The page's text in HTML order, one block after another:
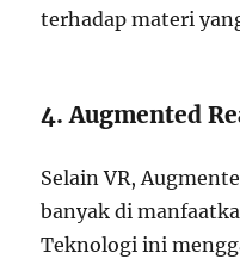
terhadap materi
4. Augmented
Selain VR,
banyak di
Teknologi ini